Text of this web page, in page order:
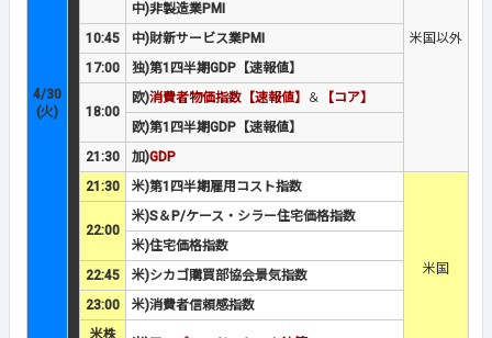
4/30
(火)
米国以外
中)非製造業PMI
10:45
中)財新サービス業PMI
17:00
独)第1四半期GDP【速報値】
18:00
欧)消費者物価指数【速報値】 ＆
【コア】
欧)第1四半期GDP【速報値】
21:30
加)GDP
21:30
米)第1四半期雇用コスト指数
米国
22:00
米)S＆P/ケース・シラー住宅価格指数
米)住宅価格指数
22:45
米)シカゴ購買部協会景気指数
23:00
米)消費者信頼感指数